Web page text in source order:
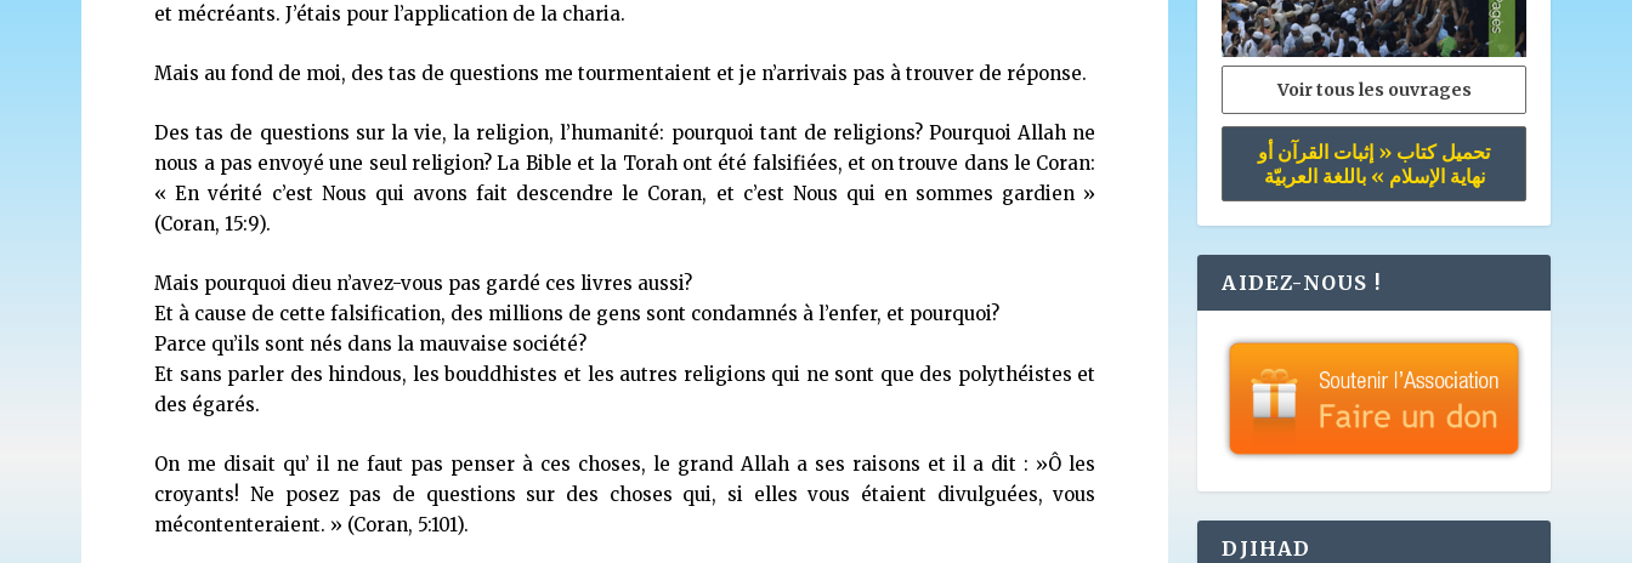
et mécréants. J’étais pour l’application de la charia.
Mais au fond de moi, des tas de questions me tourmentaient et je n’arrivais pas à trouver de réponse.
Des tas de questions sur la vie, la religion, l’humanité: pourquoi tant de religions? Pourquoi Allah ne
nous a pas envoyé une seul religion? La Bible et la Torah ont été falsifiées, et on trouve dans le Coran:
« En vérité c’est Nous qui avons fait descendre le Coran, et c’est Nous qui en sommes gardien »
(Coran, 15:9).
Mais pourquoi dieu n’avez-vous pas gardé ces livres aussi?
Et à cause de cette falsification, des millions de gens sont condamnés à l’enfer, et pourquoi?
Parce qu’ils sont nés dans la mauvaise société?
Et sans parler des hindous, les bouddhistes et les autres religions qui ne sont que des polythéistes et
des égarés.
On me disait qu’ il ne faut pas penser à ces choses, le grand Allah a ses raisons et il a dit : »Ô les
croyants! Ne posez pas de questions sur des choses qui, si elles vous étaient divulguées, vous
mécontenteraient. » (Coran, 5:101).
Voir tous les ouvrages
تحميل كتاب « إثبات القرآن أو
نهاية الإسلام » باللغة العربيّة
AIDEZ-NOUS !
DJIHAD